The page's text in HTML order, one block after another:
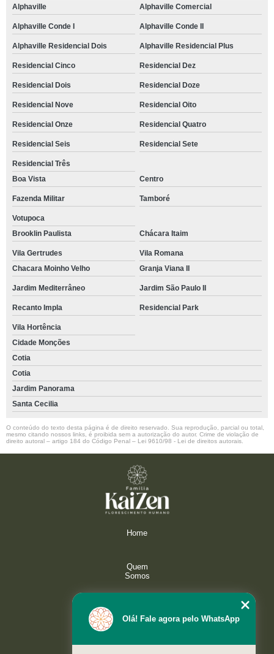
Alphaville
Alphaville Comercial
Alphaville Conde I Alphaville Conde II
Alphaville Residencial Dois Alphaville Residencial Plus
Residencial Cinco Residencial Dez
Residencial Dois Residencial Doze
Residencial Nove Residencial Oito
Residencial Onze Residencial Quatro
Residencial Seis Residencial Sete
Residencial Três
Boa Vista
Centro
Fazenda Militar Tamboré
Votupoca
Brooklin Paulista
Chácara Itaim
Vila Gertrudes
Vila Romana
Chacara Moinho Velho
Granja Viana II
Jardim Mediterrâneo Jardim São Paulo II
Recanto Impla Residencial Park
Vila Hortência
Cidade Monções
Cotia
Cotia
Jardim Panorama
Santa Cecilia
O conteúdo do texto desta página é de direito reservado. Sua reprodução, parcial ou total,
mesmo citando nossos links, é proibida sem a autorização do autor. Crime de violação de
direito autoral – artigo 184 do Código Penal – Lei 9610/98 - Lei de direitos autorais
Home
Quem
Somos
Galeria
Olá! Fale agora pelo WhatsApp